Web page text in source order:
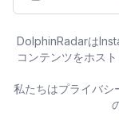
DolphinRadarは
コンテンツをホス
私たちはプライバ